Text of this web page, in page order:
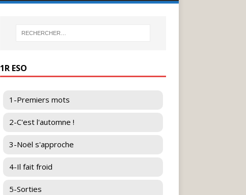
1R ESO
1-Premiers mots
2-C'est l'automne !
3-Noël s'approche
4-Il fait froid
5-Sorties